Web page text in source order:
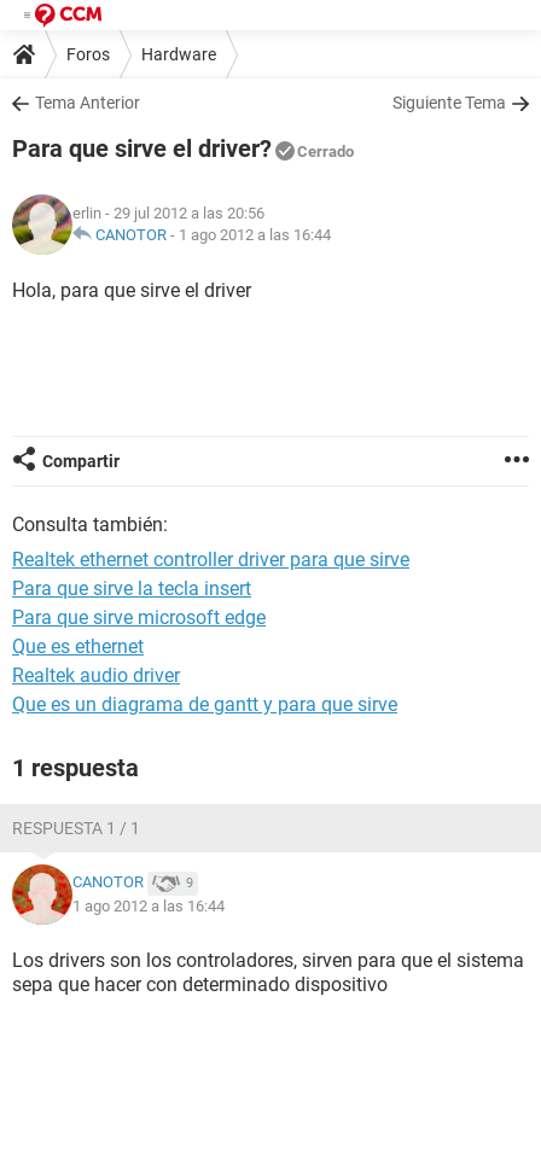
Foros Hardware
Tema Anterior Siguiente Tema
Para que sirve el driver? Cerrado
erlin - 29 jul 2012 a las 20:56
CANOTOR - 1 ago 2012 a las 16:44
Hola, para que sirve el driver
Compartir
Consulta también:
Realtek ethernet controller driver para que sirve
Para que sirve la tecla insert
Para que sirve microsoft edge
Que es ethernet
Realtek audio driver
Que es un diagrama de gantt y para que sirve
1 respuesta
RESPUESTA 1 / 1
CANOTOR 9
1 ago 2012 a las 16:44
Los drivers son los controladores, sirven para que el sistema
sepa que hacer con determinado dispositivo